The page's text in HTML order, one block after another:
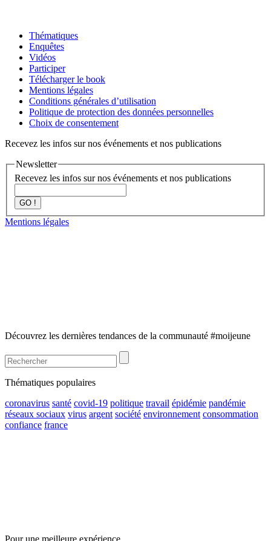
Thématiques
Enquêtes
Vidéos
Participer
Télécharger le book
Mentions légales
Conditions générales d’utilisation
Politique de protection des données personnelles
Choix de consentement
Recevez les infos sur nos événements et nos publications
Newsletter
Recevez les infos sur nos événements et nos publications
GO !
Mentions légales
Découvrez les dernières tendances de la communauté #moijeune
Thématiques populaires
coronavirus santé covid-19 politique travail épidémie pandémie
réseaux sociaux virus argent société environnement consommation
confiance france